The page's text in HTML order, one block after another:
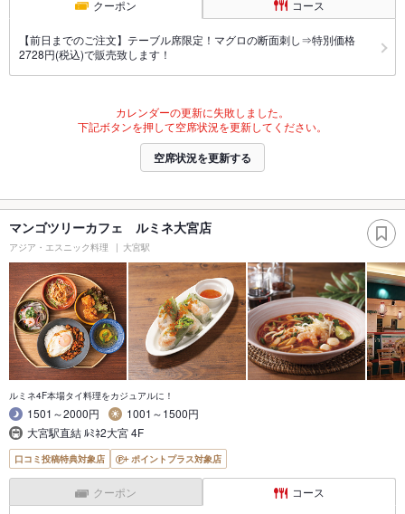
クーポン コース
【前日までのご注文】テーブル席限定！マグロの断面刺し⇒特別価格
2728円(税込)で販売致します！
カレンダーの更新に失敗しました。
下記ボタンを押して空席状況を更新してください。
空席状況を更新する
マンゴツリーカフェ ルミネ大宮店
アジア・エスニック料理 大宮駅
ルミネ4F本場タイ料理をカジュアルに！
1501～2000円
1001～1500円
大宮駅直結 ﾙﾐﾈ2大宮 4F
口コミ投稿特典対象店 ポイントプラス対象店
クーポン コース